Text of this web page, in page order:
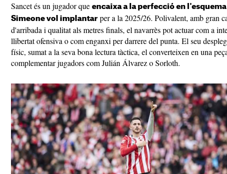
Sancet és un jugador que encaixa a la perfecció en
Simeone vol implantar per a la 2025/26. Polivalent, amb gran
d'arribada i qualitat als metres finals, el navarrès pot actuar com a
llibertat ofensiva o com enganxi per darrere del punta. El seu
físic, sumat a la seva bona lectura tàctica, el converteixen en una
complementar jugadors com Julián Álvarez o Sorloth.